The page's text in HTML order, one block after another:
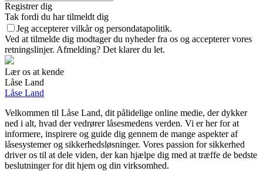
Registrer dig
Tak fordi du har tilmeldt dig
Jeg accepterer vilkår og persondatapolitik.
Ved at tilmelde dig modtager du nyheder fra os og accepterer vores
retningslinjer. Afmelding? Det klarer du let.
Lær os at kende
Låse Land
Låse Land
Velkommen til Låse Land, dit pålidelige online medie, der dykker
ned i alt, hvad der vedrører låsesmedens verden. Vi er her for at
informere, inspirere og guide dig gennem de mange aspekter af
låsesystemer og sikkerhedsløsninger. Vores passion for sikkerhed
driver os til at dele viden, der kan hjælpe dig med at træffe de bedste
beslutninger for dit hjem og din virksomhed.